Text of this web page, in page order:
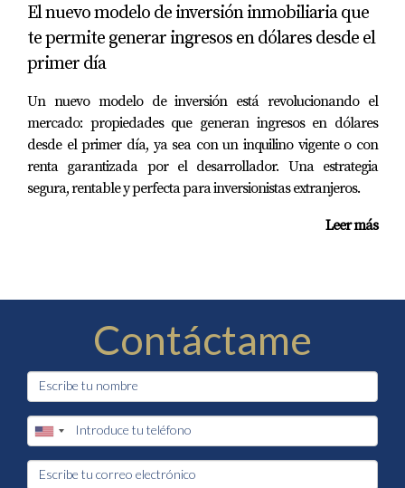
El nuevo modelo de inversión inmobiliaria que
te permite generar ingresos en dólares desde el
primer día
Un nuevo modelo de inversión está revolucionando el
mercado: propiedades que generan ingresos en dólares
desde el primer día, ya sea con un inquilino vigente o con
renta garantizada por el desarrollador. Una estrategia
segura, rentable y perfecta para inversionistas extranjeros.
Leer más
Contáctame